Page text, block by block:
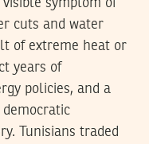
symptom of
cuts and water
of extreme heat or
years of
policies, and a
Tunisians traded